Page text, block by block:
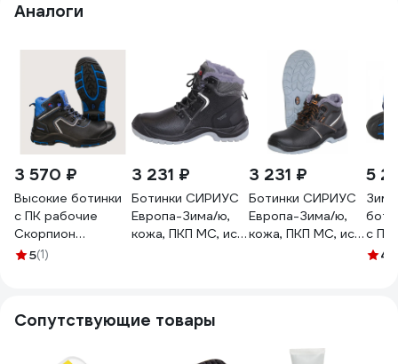
Аналоги
3 570 ₽
Высокие ботинки
с ПК рабочие
Скорпион
Трекбот, черные,
5(1)
3 231 ₽
Ботинки СИРИУС
Европа-Зима/ю,
кожа, ПКП МС, иск.
3 231 ₽
Ботинки СИРИУС
Европа-Зима/ю,
кожа, ПКП МС, иск.
5
с ПК
4.8
Сопутствующие товары